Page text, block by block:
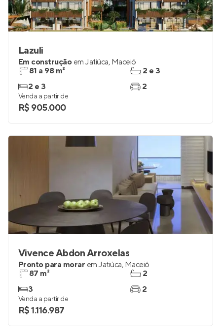
Lazuli
Em construção em Jatiúca, Maceió
81 a 98 m²
2 e 3
2 e 3
2
Venda a partir de
R$ 905.000
Vivence Abdon Arroxelas
Pronto para morar em Jatiúca, Maceió
87 m²
3
2
2
Venda a partir de
R$ 1.116.987